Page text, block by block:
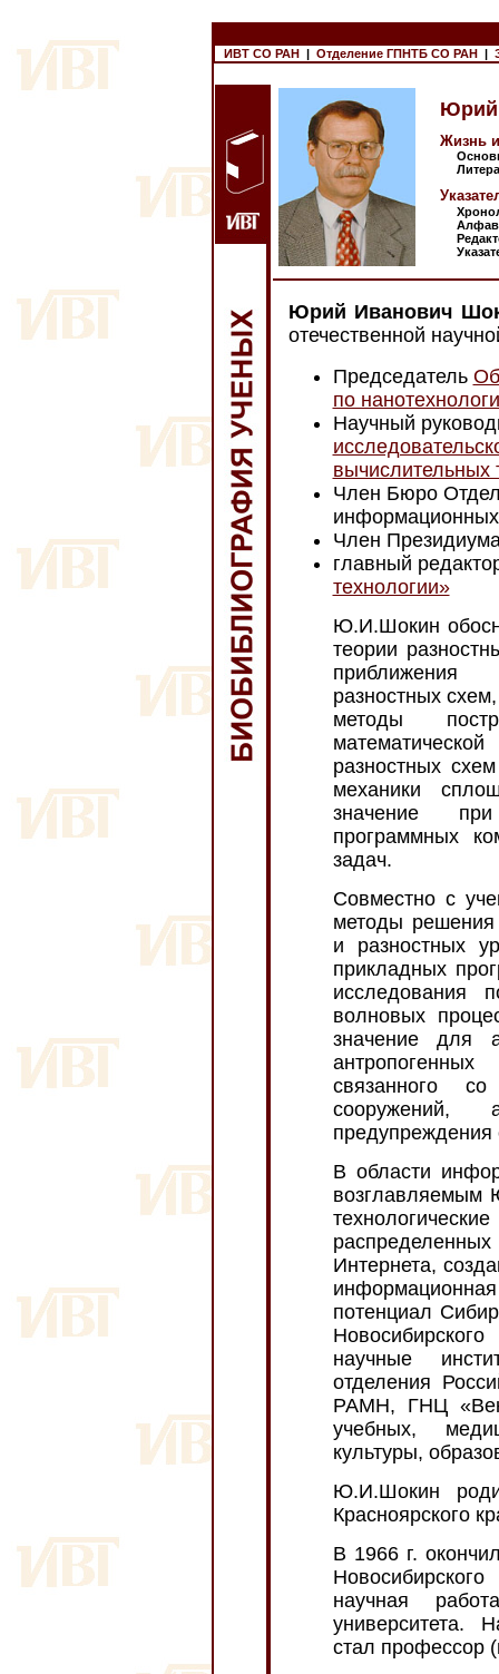
ИВТ СО РАН| Отделение ГПНТБ СО РАН|
Юрий
Жизнь
Юрий Иванович
отечественной
Председатель
по
Научный
вычислительных
Член Бюро
Член
главный
технологии»
Ю.И.Шокин
теории
приближения
разностных
методы
разностных
механики
значение при
программных
задач.
Совместно с
методы решения
и разностных
прикладных
исследования
волновых
значение для
связанного со
сооружений,
В области
возглавляемым
Интернета,
потенциал
научные
отделения
РАМН, ГНЦ
учебных,
культуры,
Ю.И.Шокин
Красноярского
В 1966 г.
Новосибирского
научная
университета.
стал профессор